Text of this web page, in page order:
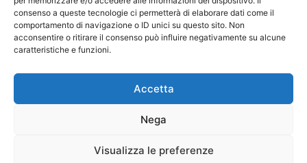
consenso a queste tecnologie ci permetterà di elaborare dati come il
comportamento di navigazione o ID unici su questo sito. Non
acconsentire o ritirare il consenso può influire negativamente su alcune
caratteristiche e funzioni.
Accetta
Nega
Visualizza le preferenze
Contatti Cookie Policy Privacy Policy